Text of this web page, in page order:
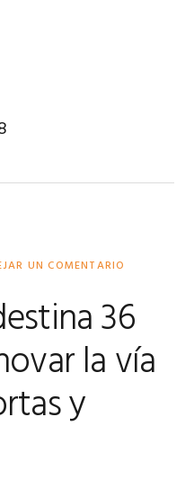
UN COMENTARIO
36
la vía
y